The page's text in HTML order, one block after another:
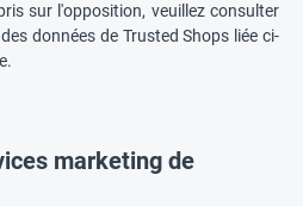
sur l'opposition, veuillez consulter
données de Trusted Shops liée ci-
marketing de